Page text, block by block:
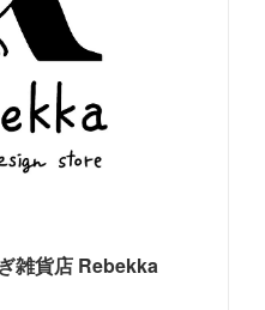
雑貨店 Rebekka